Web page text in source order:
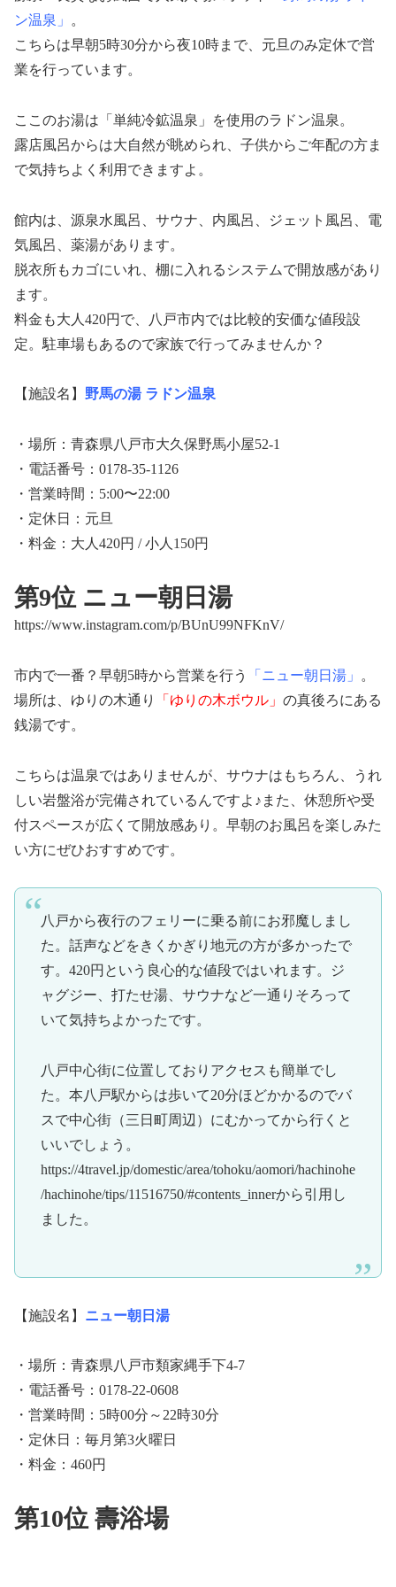
ン温泉」
。
こちらは早朝5時30分から夜10時まで、元旦のみ定休で営
業を行っています。
ここのお湯は「単純冷鉱温泉」を使用のラドン温泉。
露店風呂からは大自然が眺められ、子供からご年配の方ま
で気持ちよく利用できますよ。
館内は、源泉水風呂、サウナ、内風呂、ジェット風呂、電
気風呂、薬湯があります。
脱衣所もカゴにいれ、棚に入れるシステムで開放感があり
ます。
料金も大人420円で、八戸市内では比較的安価な値段設
定。駐車場もあるので家族で行ってみませんか？
【施設名】 野馬の湯 ラドン温泉
・場所：青森県八戸市大久保野馬小屋52-1
・電話番号：0178-35-1126
・営業時間：5:00〜22:00
・定休日：元旦
・料金：大人420円 / 小人150円
第9位 ニュー朝日湯
https://www.instagram.com/p/BUnU99NFKnV/
市内で一番？早朝5時から営業を行う 「ニュー朝日湯」
。
場所は、ゆりの木通り
「ゆりの木ボウル」 の真後ろにある
銭湯です。
こちらは温泉ではありませんが、サウナはもちろん、うれ
しい岩盤浴が完備されているんですよ♪また、休憩所や受
付スペースが広くて開放感あり。早朝のお風呂を楽しみた
い方にぜひおすすめです。
八戸から夜行のフェリーに乗る前にお邪魔しまし
た。話声などをきくかぎり地元の方が多かったで
す。420円という良心的な値段ではいれます。ジ
ャグジー、打たせ湯、サウナなど一通りそろって
いて気持ちよかったです。
八戸中心街に位置しておりアクセスも簡単でし
た。本八戸駅からは歩いて20分ほどかかるのでバ
スで中心街（三日町周辺）にむかってから行くと
いいでしょう。
https://4travel.jp/domestic/area/tohoku/aomori/hachinohe
/hachinohe/tips/11516750/#contents_innerから引用し
ました。
【施設名】 ニュー朝日湯
・場所：青森県八戸市類家縄手下4-7
・電話番号：0178-22-0608
・営業時間：5時00分～22時30分
・定休日：毎月第3火曜日
・料金：460円
第10位 壽浴場